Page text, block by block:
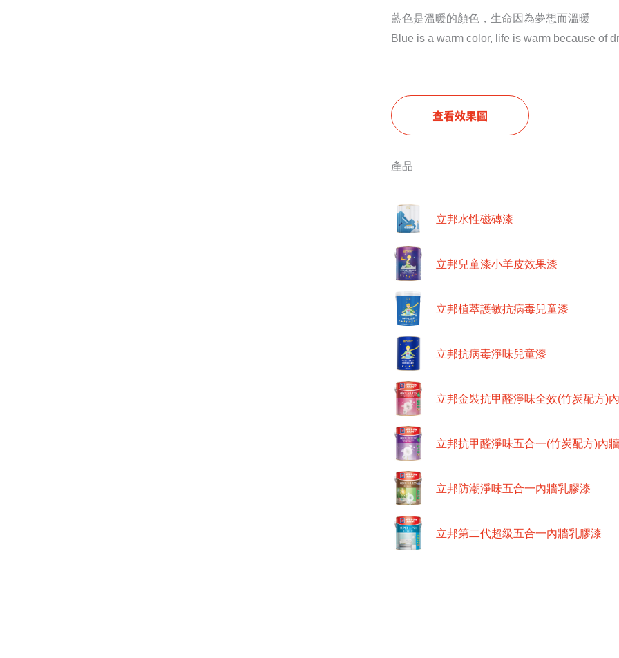
藍色是溫暖的顏色，生命因為夢想而溫暖
Blue is a warm color, life is warm because of
查看效果圖
產品
立邦水性磁磚漆
立邦兒童漆小羊皮效果漆
立邦植萃護敏抗病毒兒童漆
立邦抗病毒淨味兒童漆
立邦金裝抗甲醛淨味全效(竹炭配方)
立邦抗甲醛淨味五合一(竹炭配方)內
立邦防潮淨味五合一內牆乳膠漆
立邦第二代超級五合一內牆乳膠漆